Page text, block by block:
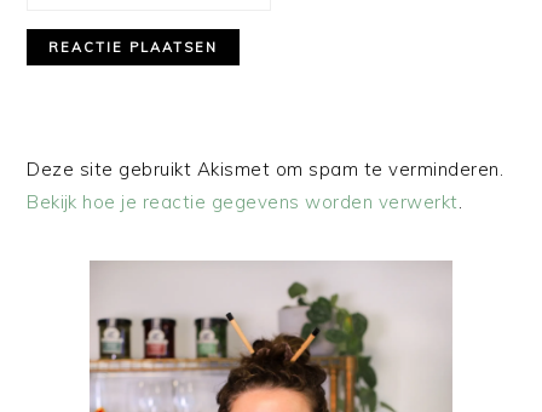
Deze site gebruikt Akismet om spam te verminderen.
Bekijk hoe je reactie gegevens worden verwerkt